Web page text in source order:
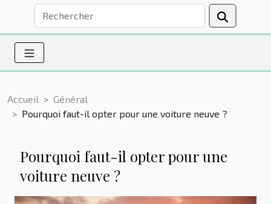
Accueil
Général
Pourquoi faut-il opter pour une voiture neuve ?
Pourquoi faut-il opter pour une
voiture neuve ?